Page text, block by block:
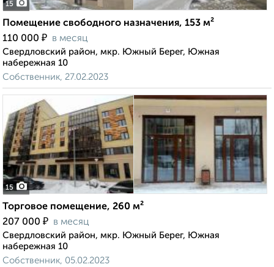
15
Помещение свободного назначения, 153 м²
110 000 ₽ в месяц
Свердловский район, мкр. Южный Берег, Южная
набережная 10
Собственник, 27.02.2023
15
Торговое помещение, 260 м²
207 000 ₽ в месяц
Свердловский район, мкр. Южный Берег, Южная
набережная 10
Собственник, 05.02.2023